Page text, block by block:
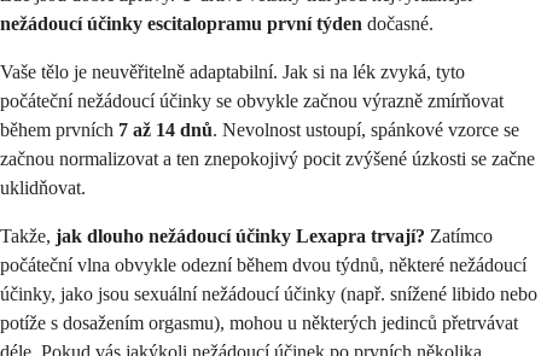
nežádoucí účinky escitalopramu první týden dočasné.
Vaše tělo je neuvěřitelně adaptabilní. Jak si na lék zvyká, tyto
počáteční nežádoucí účinky se obvykle začnou výrazně zmírňovat
během prvních 7 až 14 dnů. Nevolnost ustoupí, spánkové vzorce se
začnou normalizovat a ten znepokojivý pocit zvýšené úzkosti se začne
uklidňovat.
Takže, jak dlouho nežádoucí účinky Lexapra trvají? Zatímco
počáteční vlna obvykle odezní během dvou týdnů, některé nežádoucí
účinky, jako jsou sexuální nežádoucí účinky (např. snížené libido nebo
potíže s dosažením orgasmu), mohou u některých jedinců přetrvávat